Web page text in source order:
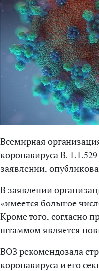
Всемирная
коронавируса В.
заявлении,
В заявлении
«имеется большое
Кроме того, согласно
штаммом является
ВОЗ рекомендовала
коронавируса и его